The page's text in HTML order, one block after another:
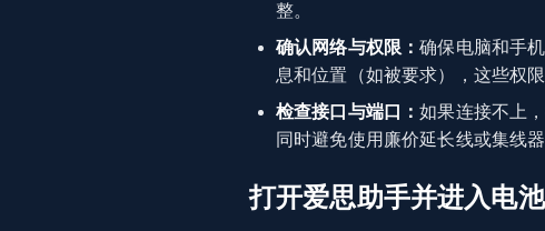
整。
确认网络与权限：确保电脑和手
息和位置（如被要求），这些权
检查接口与端口：如果连接不上
同时避免使用廉价延长线或集线
打开爱思助手并进入电